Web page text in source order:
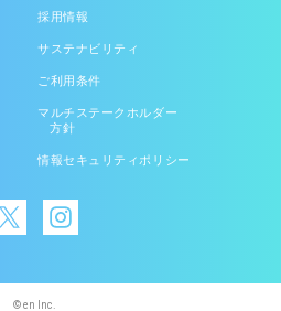
採用情報
サステナビリティ
ご利用条件
マルチステークホルダー
方針
情報セキュリティポリシー
© en Inc.